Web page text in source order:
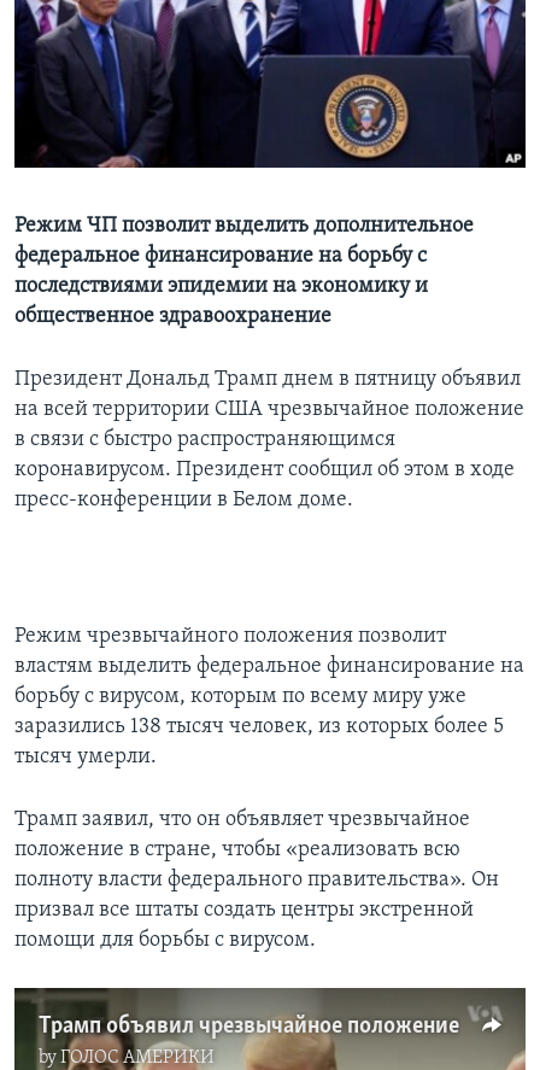
Learning English
СОЦИАЛЬНЫЕ СЕТИ
Языки
Режим ЧП позволит выделить дополнительное
федеральное финансирование на борьбу с
последствиями эпидемии на экономику и
общественное здравоохранение
Президент Дональд Трамп днем в пятницу объявил
на всей территории США чрезвычайное положение
в связи с быстро распространяющимся
коронавирусом. Президент сообщил об этом в ходе
пресс-конференции в Белом доме.
Режим чрезвычайного положения позволит
властям выделить федеральное финансирование на
борьбу с вирусом, которым по всему миру уже
заразились 138 тысяч человек, из которых более 5
тысяч умерли.
Трамп заявил, что он объявляет чрезвычайное
положение в стране, чтобы «реализовать всю
полноту власти федерального правительства». Он
призвал все штаты создать центры экстренной
помощи для борьбы с вирусом.
Трамп объявил чрезвычайное положение
byГОЛОС АМЕРИКИ